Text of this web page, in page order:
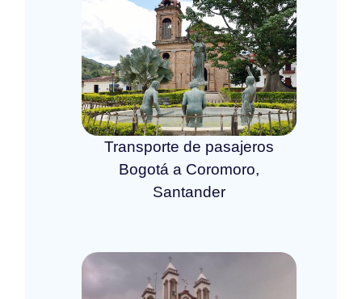
Transporte de pasajeros
Bogotá a Coromoro,
Santander